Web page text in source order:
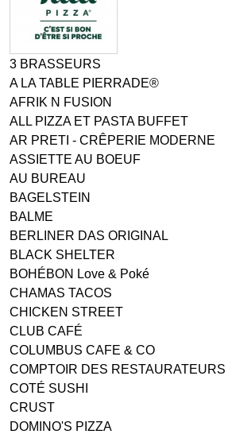
3 BRASSEURS
A LA TABLE PIERRADE®
AFRIK N FUSION
ALL PIZZA ET PASTA BUFFET
AR PRETI - CRÊPERIE MODERNE
ASSIETTE AU BOEUF
AU BUREAU
BAGELSTEIN
BALME
BERLINER DAS ORIGINAL
BLACK SHELTER
BOHÉBON Love & Poké
CHAMAS TACOS
CHICKEN STREET
CLUB CAFÉ
COLUMBUS CAFE & CO
COMPTOIR DES RESTAURATEURS
COTÉ SUSHI
CRUST
DOMINO'S PIZZA